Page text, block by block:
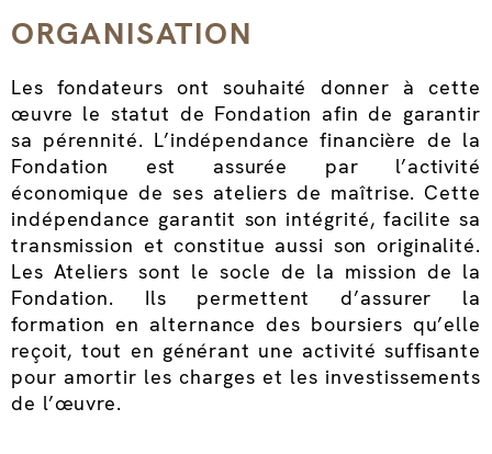
ORGANISATION
Les fondateurs ont souhaité donner à cette
œuvre le statut de Fondation afin de garantir
sa pérennité. L’indépendance financière de la
Fondation est assurée par l’activité
économique de ses ateliers de maîtrise. Cette
indépendance garantit son intégrité, facilite sa
transmission et constitue aussi son originalité.
Les Ateliers sont le socle de la mission de la
Fondation. Ils permettent d’assurer la
formation en alternance des boursiers qu’elle
reçoit, tout en générant une activité suffisante
pour amortir les charges et les investissements
de l’œuvre.